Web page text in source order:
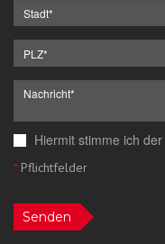
Hiermit stimme ich der
*Pflichtfelder
Senden